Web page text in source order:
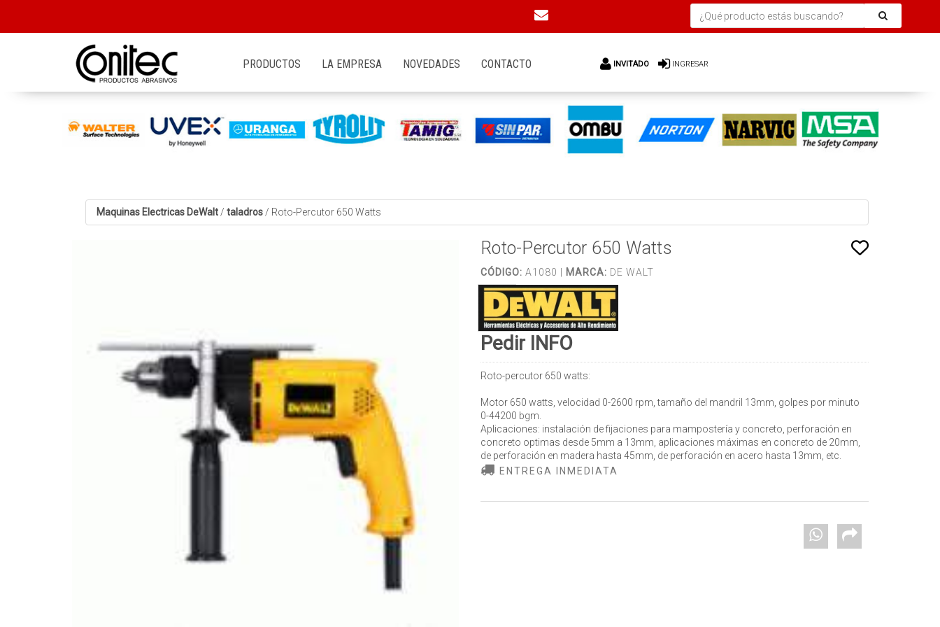
INVITADO INGRESAR
PRODUCTOS LA EMPRESA NOVEDADES CONTACTO
Maquinas Electricas DeWalt / taladros / Roto-Percutor 650 Watts
Roto-Percutor 650 Watts
CÓDIGO: A1080 | MARCA: DE WALT
Pedir INFO
Roto-percutor 650 watts:
Motor 650 watts, velocidad 0-2600 rpm, tamaño del mandril 13mm, golpes por minuto
0-44200 bgm.
Aplicaciones: instalación de fijaciones para mampostería y concreto, perforación en
concreto optimas desde 5mm a 13mm, aplicaciones máximas en concreto de 20mm,
de perforación en madera hasta 45mm, de perforación en acero hasta 13mm, etc.
ENTREGA INMEDIATA